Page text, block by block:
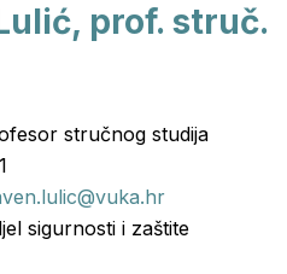
prof. struč.
stručnog studija
sigurnosti i zaštite